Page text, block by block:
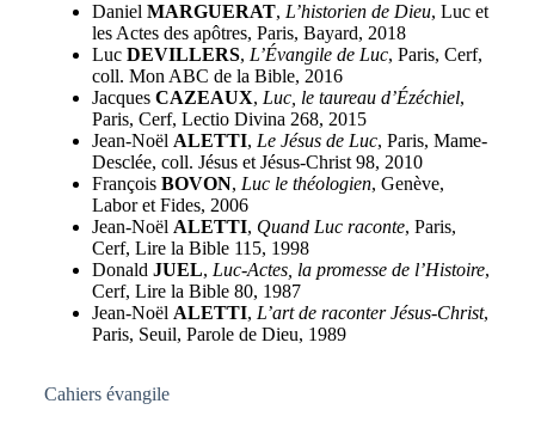
Daniel MARGUERAT, L’historien de Dieu, Luc et
les Actes des apôtres, Paris, Bayard, 2018
Luc DEVILLERS, L’Évangile de Luc, Paris, Cerf,
coll. Mon ABC de la Bible, 2016
Jacques CAZEAUX, Luc, le taureau d’Ézéchiel,
Paris, Cerf, Lectio Divina 268, 2015
Jean-Noël ALETTI, Le Jésus de Luc, Paris, Mame-
Desclée, coll. Jésus et Jésus-Christ 98, 2010
François BOVON, Luc le théologien, Genève,
Labor et Fides, 2006
Jean-Noël ALETTI, Quand Luc raconte, Paris,
Cerf, Lire la Bible 115, 1998
Donald JUEL, Luc-Actes, la promesse de l’Histoire,
Cerf, Lire la Bible 80, 1987
Jean-Noël ALETTI, L’art de raconter Jésus-Christ,
Paris, Seuil, Parole de Dieu, 1989
Cahiers évangile